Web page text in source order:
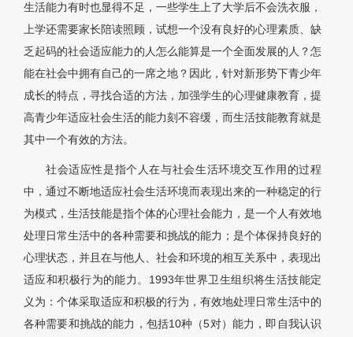
生活能力有时也显得不足，一些学生上了大学后不会洗衣服，
上学还需要家长陪读照顾，试想一个没有良好的心理素质、缺
乏起码的社会适应能力的人怎么能算是一个全面发展的人？怎
能在社会中拥有自己的一席之地？因此，针对新形势下青少年
成长的特点，寻找合适的方法，加强学生的心理健康教育，提
高青少年适应社会生活的能力刻不容缓，而生活技能教育就是
其中一个有效的方法。
社会适应性是指个人在与社会生活环境交互作用的过程
中，通过不断地适应社会生活环境而表现出来的一种稳定的行
为模式，生活技能是指个体的心理社会能力，是一个人有效地
处理日常生活中的各种需要和挑战的能力；是个体保持良好的
心理状态，并且在与他人、社会和环境的相互关系中，表现出
适应和积极行为的能力。1993年世界卫生组织将生活技能定
义为：个体采取适应和积极的行为，有效地处理日常生活中的
各种需要和挑战的能力，包括10种（5对）能力，即自我认识